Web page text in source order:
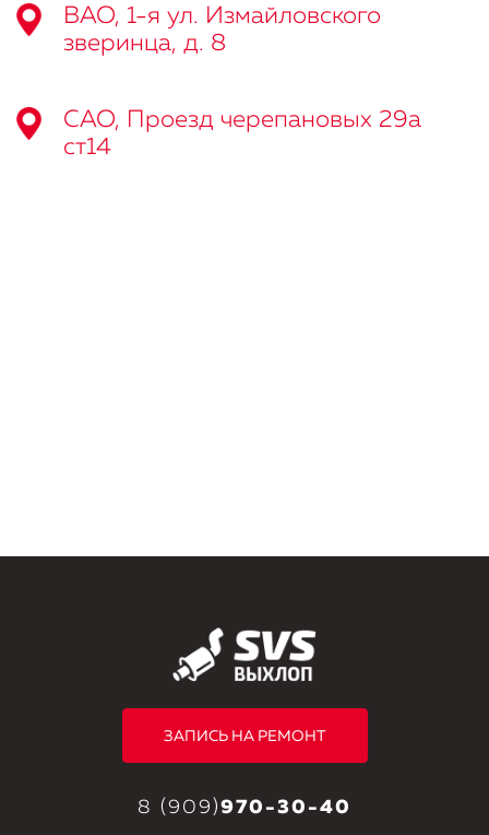
ВАО, 1-я ул. Измайловского
зверинца, д. 8
САО, Проезд черепановых 29а
ст14
ЗАПИСЬ НА РЕМОНТ
8 (909)970-30-40